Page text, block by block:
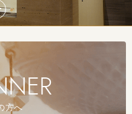
ポートダイエット）
方へ